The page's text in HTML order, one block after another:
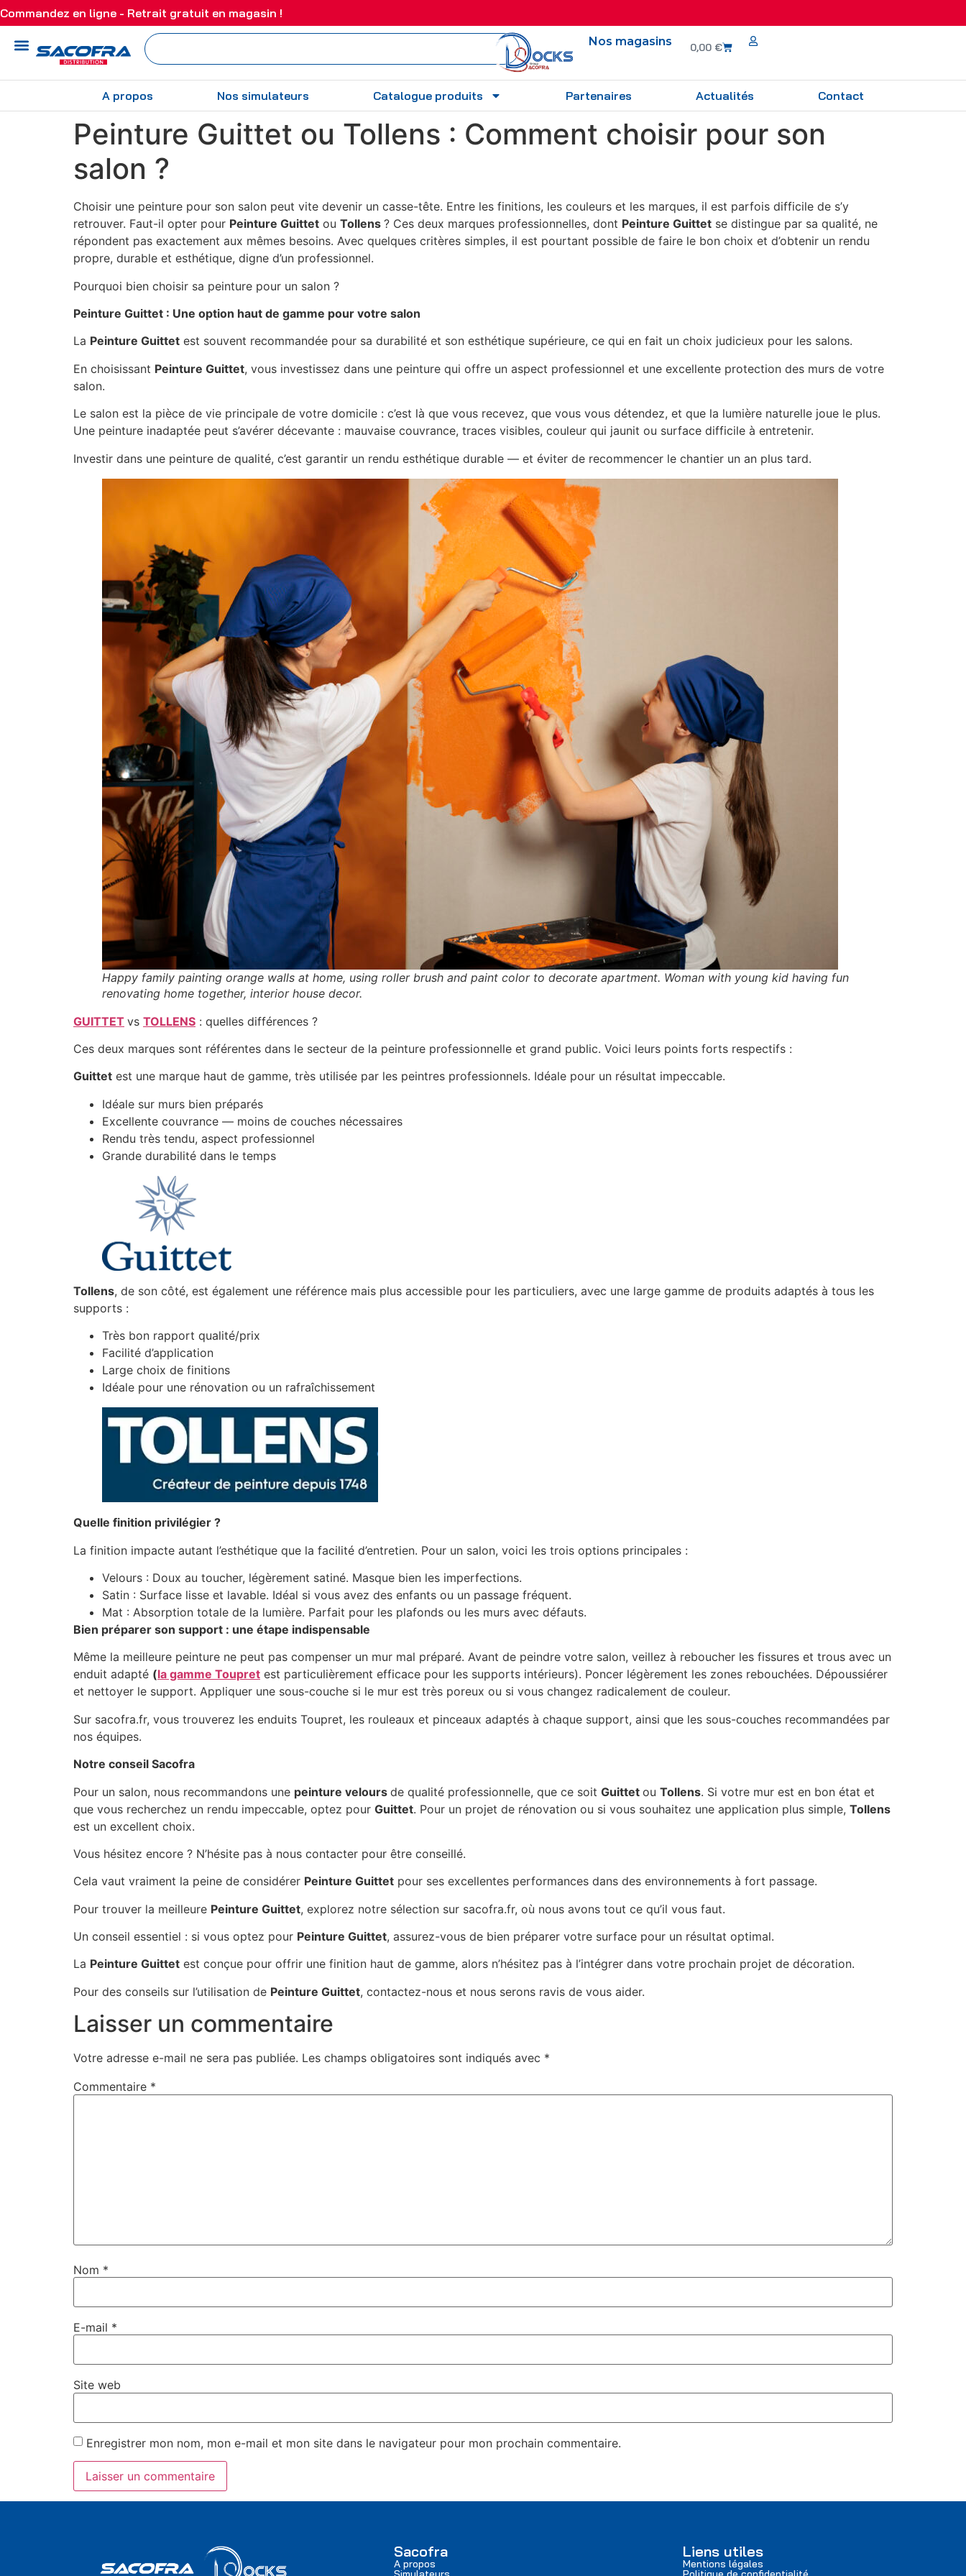
Commandez en ligne - Retrait gratuit en magasin !
Nos magasins 0,00 €
A propos Nos simulateurs Catalogue produits Partenaires Actualités Contact
Peinture Guittet ou Tollens : Comment choisir pour son
salon ?
Choisir une peinture pour son salon peut vite devenir un casse-tête. Entre les finitions, les couleurs et les marques, il est parfois difficile de s’y
retrouver. Faut-il opter pour Peinture Guittet ou Tollens ? Ces deux marques professionnelles, dont Peinture Guittet se distingue par sa qualité, ne
répondent pas exactement aux mêmes besoins. Avec quelques critères simples, il est pourtant possible de faire le bon choix et d’obtenir un rendu
propre, durable et esthétique, digne d’un professionnel.
Pourquoi bien choisir sa peinture pour un salon ?
Peinture Guittet : Une option haut de gamme pour votre salon
La Peinture Guittet est souvent recommandée pour sa durabilité et son esthétique supérieure, ce qui en fait un choix judicieux pour les salons.
En choisissant Peinture Guittet, vous investissez dans une peinture qui offre un aspect professionnel et une excellente protection des murs de votre
salon.
Le salon est la pièce de vie principale de votre domicile : c’est là que vous recevez, que vous vous détendez, et que la lumière naturelle joue le plus.
Une peinture inadaptée peut s’avérer décevante : mauvaise couvrance, traces visibles, couleur qui jaunit ou surface difficile à entretenir.
Investir dans une peinture de qualité, c’est garantir un rendu esthétique durable — et éviter de recommencer le chantier un an plus tard.
Happy family painting orange walls at home, using roller brush and paint color to decorate apartment. Woman with young kid having fun
renovating home together, interior house decor.
GUITTET vs TOLLENS : quelles différences ?
Ces deux marques sont référentes dans le secteur de la peinture professionnelle et grand public. Voici leurs points forts respectifs :
Guittet est une marque haut de gamme, très utilisée par les peintres professionnels. Idéale pour un résultat impeccable.
Idéale sur murs bien préparés
Excellente couvrance — moins de couches nécessaires
Rendu très tendu, aspect professionnel
Grande durabilité dans le temps
Tollens, de son côté, est également une référence mais plus accessible pour les particuliers, avec une large gamme de produits adaptés à tous les
supports :
Très bon rapport qualité/prix
Facilité d’application
Large choix de finitions
Idéale pour une rénovation ou un rafraîchissement
Quelle finition privilégier ?
La finition impacte autant l’esthétique que la facilité d’entretien. Pour un salon, voici les trois options principales :
Velours : Doux au toucher, légèrement satiné. Masque bien les imperfections.
Satin : Surface lisse et lavable. Idéal si vous avez des enfants ou un passage fréquent.
Mat : Absorption totale de la lumière. Parfait pour les plafonds ou les murs avec défauts.
Bien préparer son support : une étape indispensable
Même la meilleure peinture ne peut pas compenser un mur mal préparé. Avant de peindre votre salon, veillez à reboucher les fissures et trous avec un
enduit adapté (la gamme Toupret est particulièrement efficace pour les supports intérieurs). Poncer légèrement les zones rebouchées. Dépoussiérer
et nettoyer le support. Appliquer une sous-couche si le mur est très poreux ou si vous changez radicalement de couleur.
Sur sacofra.fr, vous trouverez les enduits Toupret, les rouleaux et pinceaux adaptés à chaque support, ainsi que les sous-couches recommandées par
nos équipes.
Notre conseil Sacofra
Pour un salon, nous recommandons une peinture velours de qualité professionnelle, que ce soit Guittet ou Tollens. Si votre mur est en bon état et
que vous recherchez un rendu impeccable, optez pour Guittet. Pour un projet de rénovation ou si vous souhaitez une application plus simple, Tollens
est un excellent choix.
Vous hésitez encore ? N’hésite pas à nous contacter pour être conseillé.
Cela vaut vraiment la peine de considérer Peinture Guittet pour ses excellentes performances dans des environnements à fort passage.
Pour trouver la meilleure Peinture Guittet, explorez notre sélection sur sacofra.fr, où nous avons tout ce qu’il vous faut.
Un conseil essentiel : si vous optez pour Peinture Guittet, assurez-vous de bien préparer votre surface pour un résultat optimal.
La Peinture Guittet est conçue pour offrir une finition haut de gamme, alors n’hésitez pas à l’intégrer dans votre prochain projet de décoration.
Pour des conseils sur l’utilisation de Peinture Guittet, contactez-nous et nous serons ravis de vous aider.
Laisser un commentaire
Votre adresse e-mail ne sera pas publiée. Les champs obligatoires sont indiqués avec *
Commentaire *
Nom *
E-mail *
Site web
Enregistrer mon nom, mon e-mail et mon site dans le navigateur pour mon prochain commentaire.
Sacofra
A propos
Liens utiles
Mentions légales